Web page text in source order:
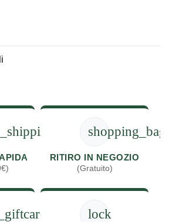
shopping_bag
RITIRO IN NEGOZIO
(Gratuito)
lock